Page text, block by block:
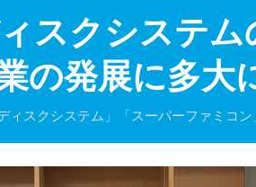
スクシステ
の発展に多大
スクシステム」「スーパーファミコン